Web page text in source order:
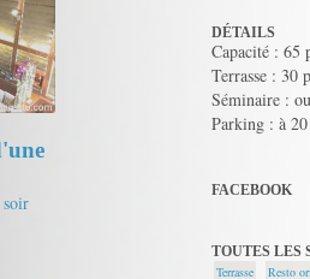
DÉTAILS
Capacité : 65
Terrasse : 30
Séminaire :
Parking : à
FACEBOOK
TOUTES LES
Terrasse
Resto